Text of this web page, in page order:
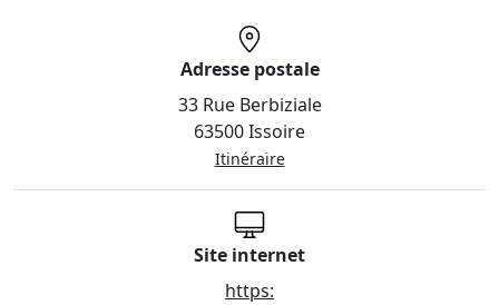
Adresse postale
33 Rue Berbiziale
63500 Issoire
Itinéraire
Site internet
https: